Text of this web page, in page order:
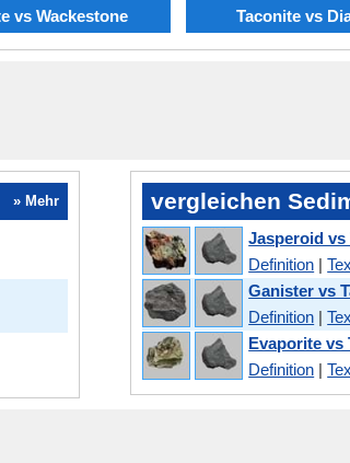
vs Wackestone Taconite vs
» Mehr vergleichen
Jasperoid vs
Definition |
Ganister vs
Definition |
Evaporite vs
Definition |